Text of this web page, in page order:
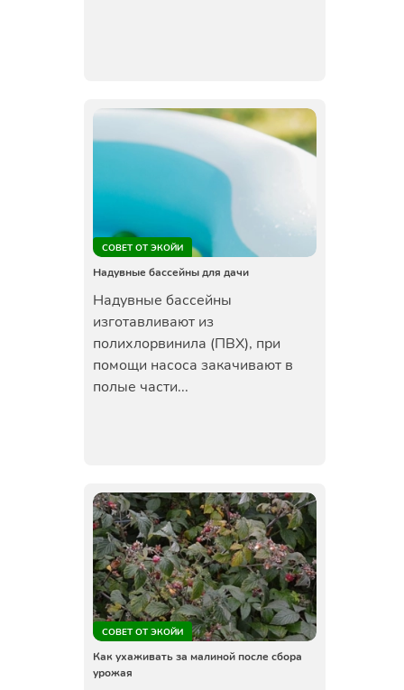
СОВЕТ ОТ ЭКОЙИ
Надувные бассейны для дачи
Надувные бассейны
изготавливают из
полихлорвинила (ПВХ), при
помощи насоса закачивают в
полые части...
СОВЕТ ОТ ЭКОЙИ
Как ухаживать за малиной после сбора
урожая